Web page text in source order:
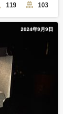
119 103
2024年9月9日